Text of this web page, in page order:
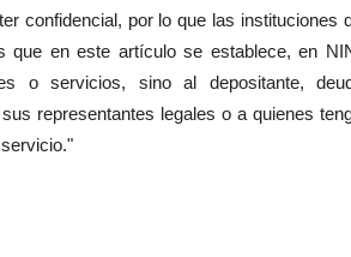
confidencial, por lo que las instituciones
en este artículo se establece, en
o servicios, sino al depositante,
representantes legales o a quienes